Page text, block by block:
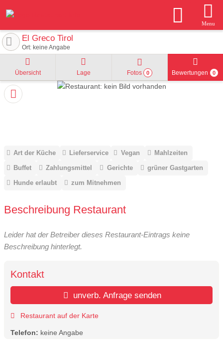
Menu
El Greco Tirol
Ort: keine Angabe
Übersicht Lage Fotos 0 Bewertungen 0
Art der Küche Lieferservice Vegan
Mahlzeiten
Buffet
Zahlungsmittel Gerichte
grüner Gastgarten
Hunde erlaubt
zum Mitnehmen
Beschreibung Restaurant
Leider hat der Betreiber dieses Restaurant-Eintrags keine
Beschreibung hinterlegt.
Kontakt
unverb. Anfrage senden
Restaurant auf der Karte
Telefon: keine Angabe